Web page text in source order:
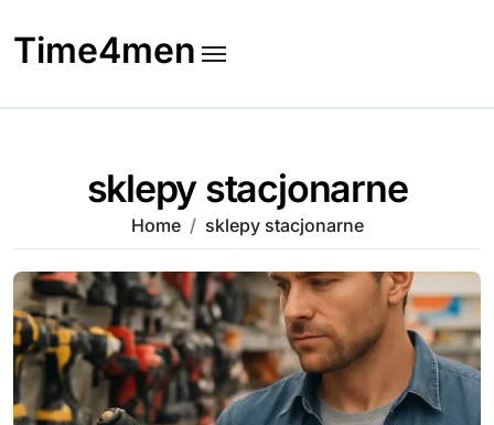
to
content
Time4men
sklepy stacjonarne
Home sklepy stacjonarne